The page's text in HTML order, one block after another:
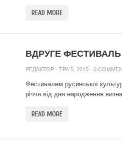
READ MORE
ВДРУГЕ ФЕСТИВАЛЬ
РЕДАКТОР · ТРА 5, 2015 · 0
Фестивалем русинської
річчя від дня народження
READ MORE